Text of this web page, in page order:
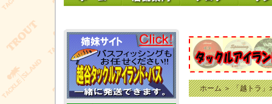
ホーム＞「越トラ」